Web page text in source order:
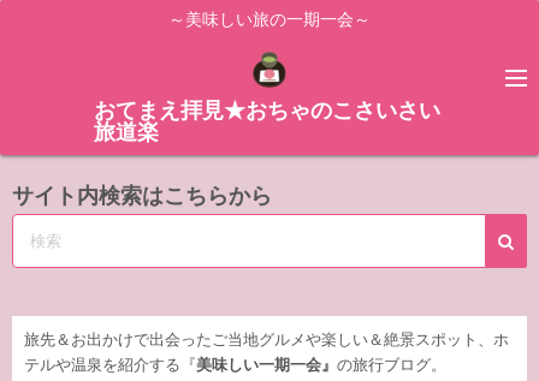
ス
ッ
～美味しい旅の一期一会～
おてまえ拝見★おちゃのこさいさい
旅道楽
サイト内検索はこちらから
旅先＆お出かけで出会ったご当地グルメや楽しい＆絶景スポット、ホ
テルや温泉を紹介する『 美味しい一期一会』 の旅行ブログ。